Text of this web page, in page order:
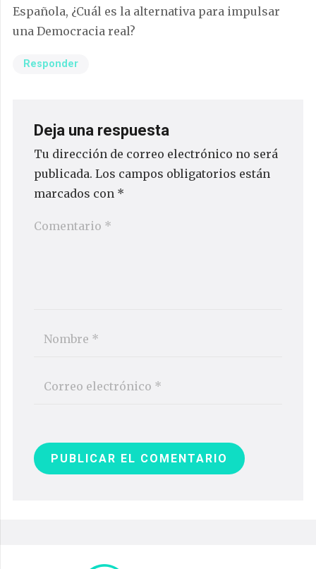
Española, ¿Cuál es la alternativa para impulsar
una Democracia real?
Responder
Deja una respuesta
Tu dirección de correo electrónico no será
publicada. Los campos obligatorios están
marcados con *
PUBLICAR EL COMENTARIO